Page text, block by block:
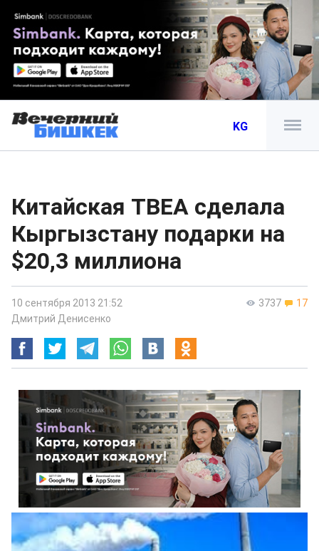
KG
Китайская TBEA сделала
Кыргызстану подарки на
$20,3 миллиона
3737 17
10 сентября 2013 21:52
Дмитрий Денисенко